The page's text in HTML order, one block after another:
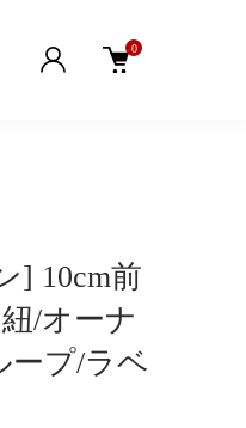
0
] 10cm前
/オーナ
ープ/ラベ